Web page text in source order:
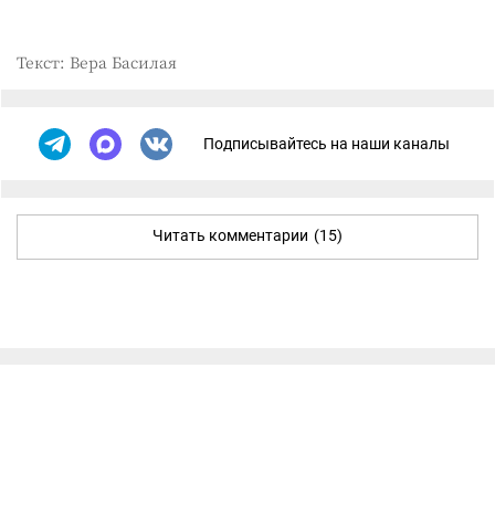
Текст: Вера Басилая
Подписывайтесь на наши каналы
Читать комментарии (15)